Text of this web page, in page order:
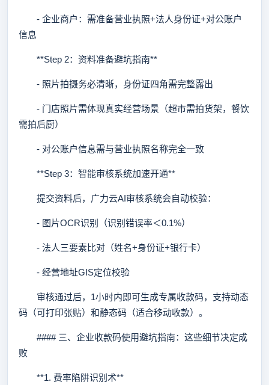
- 企业商户：需准备营业执照+法人身份证+对公账户
信息
**Step 2：资料准备避坑指南**
- 照片拍摄务必清晰，身份证四角需完整露出
- 门店照片需体现真实经营场景（超市需拍货架，餐饮
需拍后厨）
- 对公账户信息需与营业执照名称完全一致
**Step 3：智能审核系统加速开通**
提交资料后，广力云AI审核系统会自动校验：
- 图片OCR识别（识别错误率＜0.1%）
- 法人三要素比对（姓名+身份证+银行卡）
- 经营地址GIS定位校验
审核通过后，1小时内即可生成专属收款码，支持动态
码（可打印张贴）和静态码（适合移动收款）。
#### 三、企业收款码使用避坑指南：这些细节决定成
败
**1. 费率陷阱识别术**